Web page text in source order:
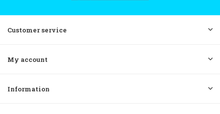
Customer service
My account
Information